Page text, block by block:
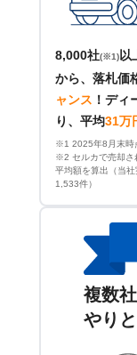
8,000社(※1) 以
から、落札価
ャンス ！ ディ
り、平均31万
※1 2025年8月末時
※2 セルカで売却さ
平均額を算出（当
1,533件）
複数
やり